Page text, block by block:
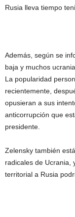
Rusia lleva tiempo
Además, según se
baja y muchos
La popularidad
recientemente,
opusieran a sus
anticorrupción que
presidente.
Zelensky también
radicales de Ucrania,
territorial a Rusia